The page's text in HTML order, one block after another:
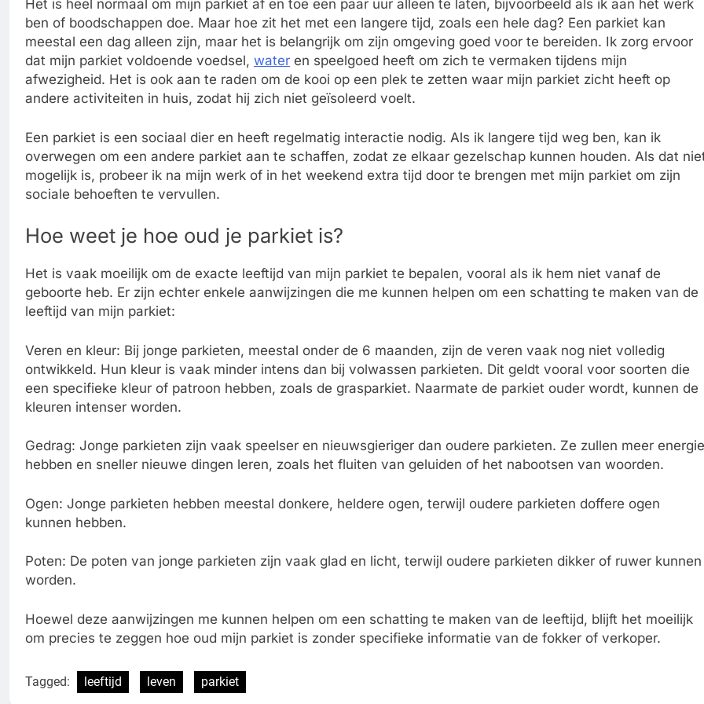
Het is heel normaal om mijn parkiet af en toe een paar uur alleen te laten, bijvoorbeeld als ik aan het werk
ben of boodschappen doe. Maar hoe zit het met een langere tijd, zoals een hele dag? Een parkiet kan
meestal een dag alleen zijn, maar het is belangrijk om zijn omgeving goed voor te bereiden. Ik zorg ervoor
dat mijn parkiet voldoende voedsel, water en speelgoed heeft om zich te vermaken tijdens mijn
afwezigheid. Het is ook aan te raden om de kooi op een plek te zetten waar mijn parkiet zicht heeft op
andere activiteiten in huis, zodat hij zich niet geïsoleerd voelt.
Een parkiet is een sociaal dier en heeft regelmatig interactie nodig. Als ik langere tijd weg ben, kan ik
overwegen om een andere parkiet aan te schaffen, zodat ze elkaar gezelschap kunnen houden. Als dat
mogelijk is, probeer ik na mijn werk of in het weekend extra tijd door te brengen met mijn parkiet om zijn
sociale behoeften te vervullen.
Hoe weet je hoe oud je parkiet is?
Het is vaak moeilijk om de exacte leeftijd van mijn parkiet te bepalen, vooral als ik hem niet vanaf de
geboorte heb. Er zijn echter enkele aanwijzingen die me kunnen helpen om een schatting te maken van de
leeftijd van mijn parkiet:
Veren en kleur: Bij jonge parkieten, meestal onder de 6 maanden, zijn de veren vaak nog niet volledig
ontwikkeld. Hun kleur is vaak minder intens dan bij volwassen parkieten. Dit geldt vooral voor soorten die
een specifieke kleur of patroon hebben, zoals de grasparkiet. Naarmate de parkiet ouder wordt, kunnen de
kleuren intenser worden.
Gedrag: Jonge parkieten zijn vaak speelser en nieuwsgieriger dan oudere parkieten. Ze zullen meer energie
hebben en sneller nieuwe dingen leren, zoals het fluiten van geluiden of het nabootsen van woorden.
Ogen: Jonge parkieten hebben meestal donkere, heldere ogen, terwijl oudere parkieten doffere ogen
kunnen hebben.
Poten: De poten van jonge parkieten zijn vaak glad en licht, terwijl oudere parkieten dikker of ruwer kunnen
worden.
Hoewel deze aanwijzingen me kunnen helpen om een schatting te maken van de leeftijd, blijft het moeilijk
om precies te zeggen hoe oud mijn parkiet is zonder specifieke informatie van de fokker of verkoper.
Tagged: leeftijd leven parkiet